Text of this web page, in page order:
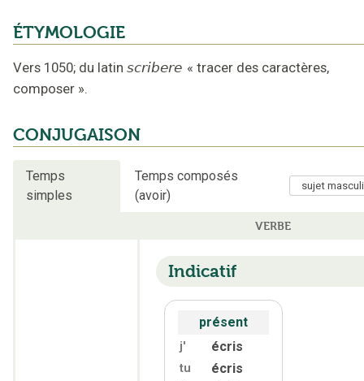
ÉTYMOLOGIE
Vers 1050; du latin scribere « tracer des caractères,
composer ».
CONJUGAISON
Temps
simples
Temps composés
(avoir)
VERBE
Indicatif
présent
j' écris
tu écris